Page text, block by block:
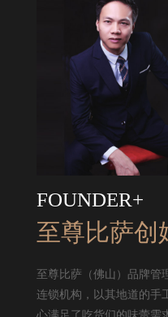
FOUNDER+
至尊比萨创
至尊比萨（佛山）品牌管
连锁机构，以其地道的手